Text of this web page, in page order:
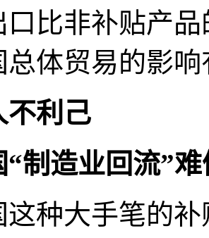
口比非补贴产
总体贸易的影响
利己
造业回流”难
大手笔的补